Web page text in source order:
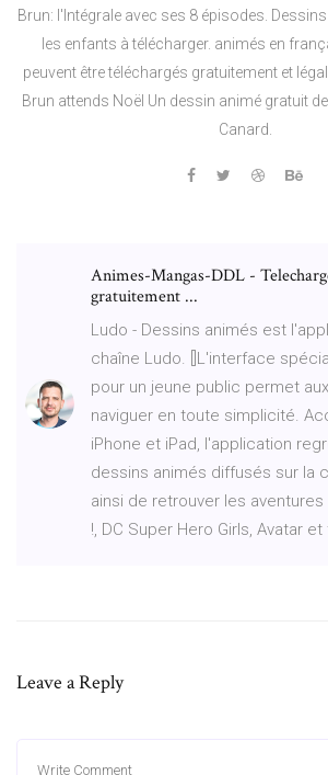
Brun: l'Intégrale avec ses 8 épisodes.
les enfants à télécharger. animés en
peuvent être téléchargés gratuitement et
Brun attends Noël Un dessin animé gratuit
Canard.
Animes-Mangas-DDL -
gratuitement ...
Ludo - Dessins animés est
chaîne Ludo. []L'interface
pour un jeune public permet
naviguer en toute simplicité.
iPhone et iPad, l'application
dessins animés diffusés sur la
ainsi de retrouver les aventures
!, DC Super Hero Girls, Avatar
Leave a Reply